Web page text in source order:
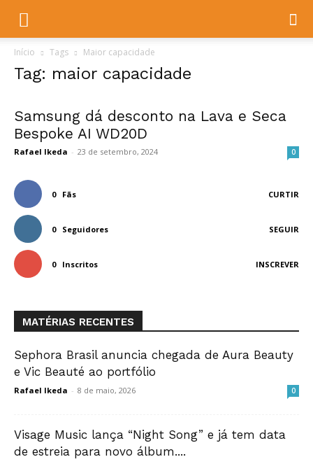
Início Tags Maior capacidade
Tag: maior capacidade
Samsung dá desconto na Lava e Seca
Bespoke AI WD20D
Rafael Ikeda - 23 de setembro, 2024 0
0 Fãs CURTIR
0 Seguidores SEGUIR
0 Inscritos INSCREVER
MATÉRIAS RECENTES
Sephora Brasil anuncia chegada de Aura Beauty
e Vic Beauté ao portfólio
Rafael Ikeda - 8 de maio, 2026 0
Visage Music lança “Night Song” e já tem data
de estreia para novo álbum....